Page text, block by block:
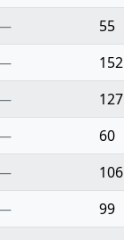
55
152
127
60
106
99